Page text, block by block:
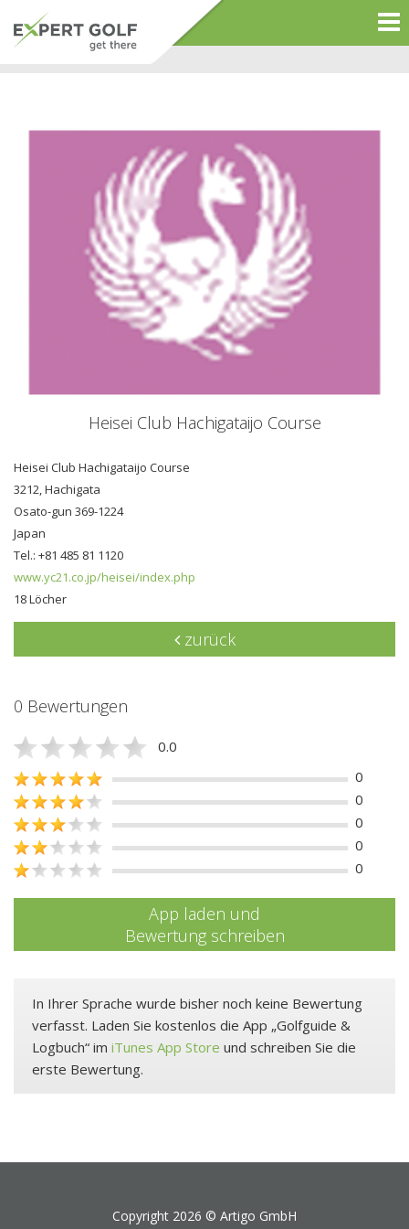
Heisei Club Hachigataijo Course
Heisei Club Hachigataijo Course
3212, Hachigata
Osato-gun 369-1224
Japan
Tel.: +81 485 81 1120
www.yc21.co.jp/heisei/index.php
18 Löcher
zurück
0 Bewertungen
0.0
0
0
0
0
0
App laden und
Bewertung schreiben
In Ihrer Sprache wurde bisher noch keine Bewertung
verfasst. Laden Sie kostenlos die App „Golfguide &
Logbuch“ im iTunes App Store und schreiben Sie die
erste Bewertung.
Copyright 2026 © Artigo GmbH